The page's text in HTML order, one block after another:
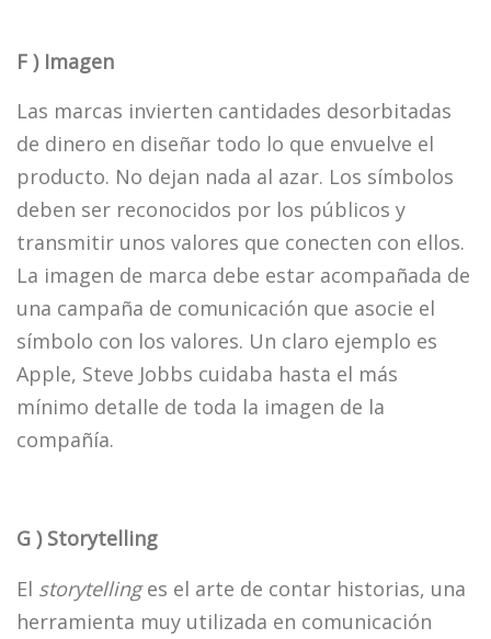
F ) Imagen
Las marcas invierten cantidades desorbitadas
de dinero en diseñar todo lo que envuelve el
producto. No dejan nada al azar. Los símbolos
deben ser reconocidos por los públicos y
transmitir unos valores que conecten con ellos.
La imagen de marca debe estar acompañada de
una campaña de comunicación que asocie el
símbolo con los valores. Un claro ejemplo es
Apple, Steve Jobbs cuidaba hasta el más
mínimo detalle de toda la imagen de la
compañía.
G ) Storytelling
El storytellinges el arte de contar historias, una
herramienta muy utilizada en comunicación